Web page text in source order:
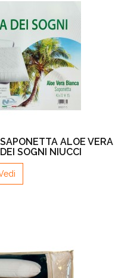
ALOE VERA
SOGNI NIUCCI